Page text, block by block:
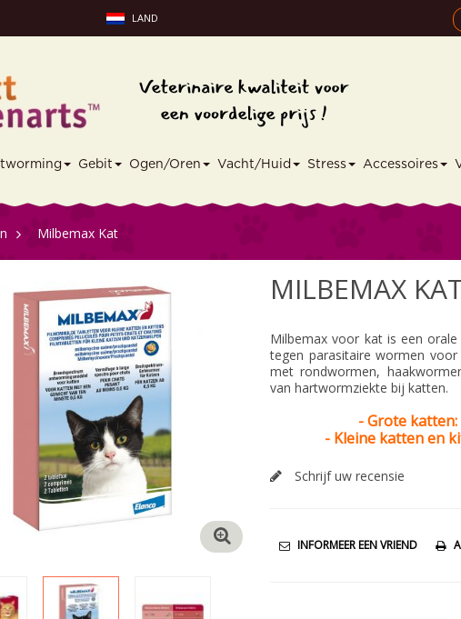
LAND
Gebit Ogen/Oren Vacht/Huid Stress Accessoires
> Milbemax Kat
MILBEMAX
Milbemax voor kat is een
tegen parasitaire wormen
met rondwormen,
van hartwormziekte bij katten.
- Grote
- Kleine katten en
Schrijf uw recensie
INFORMEER EEN VRIEND